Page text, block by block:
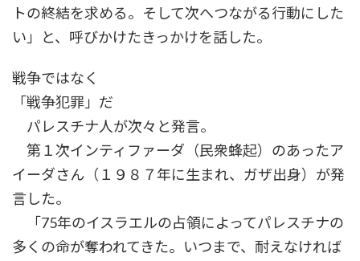
トの終結を求める。そして次へつながる行動にした
い」と、呼びかけたきっかけを話した。
戦争ではなく
「戦争犯罪」だ
パレスチナ人が次々と発言。
第１次インティファーダ（民衆蜂起）のあったア
イーダさん（１９８７年に生まれ、ガザ出身）が発
言した。
「75年のイスラエルの占領によってパレスチナの
多くの命が奪われてきた。いつまで、耐えなければ